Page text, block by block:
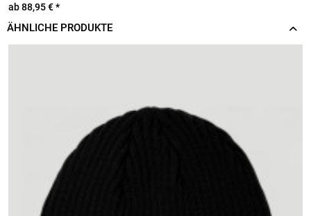
ab 88,95 € *
ÄHNLICHE PRODUKTE